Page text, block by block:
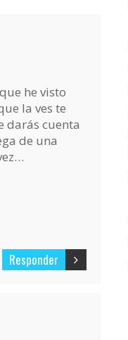
he visto
la ves te
darás cuenta
de una
Responder